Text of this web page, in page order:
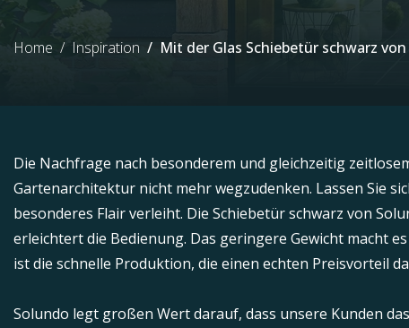
Home Inspiration Mit der Glas Schiebetür schwarz
Die Nachfrage nach besonderem und gleichzeitig
Gartenarchitektur nicht mehr wegzudenken. Lassen Sie
besonderes Flair verleiht. Die Schiebetür schwarz von
erleichtert die Bedienung. Das geringere Gewicht macht
ist die schnelle Produktion, die einen echten Preisvorteil
Solundo legt großen Wert darauf, dass unsere Kunden